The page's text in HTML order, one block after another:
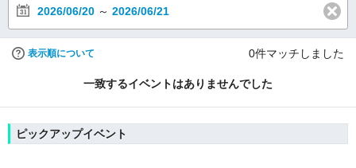
2026/06/20 ～ 2026/06/21
表示順について 0件マッチしました
一致するイベントはありませんでした
ピックアップイベント